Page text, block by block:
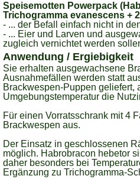
Speisemotten Powerpack
Trichogramma evanescens +
- ... der Befall einfach nicht in
- ... Eier und Larven und
zugleich vernichtet werden
Anwendung / Ergiebigkeit
Sie erhalten ausgewachsene
Ausnahmefällen werden statt
Brackwespen-Puppen geliefert,
Umgebungstemperatur die
Für einen Vorratsschrank mit 4
Brackwespen aus.
Der Einsatz in geschlossenen
möglich. Habrobracon hebetor
daher besonders bei
Ergänzung zu Trichogramma-